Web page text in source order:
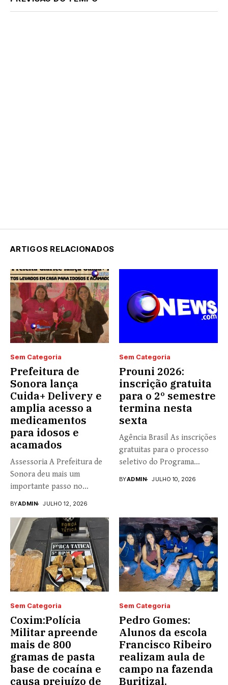
ARTIGOS RELACIONADOS
Sem Categoria
Prefeitura de
Sonora lança
Cuida+ Delivery e
amplia acesso a
medicamentos
para idosos e
acamados
Assessoria A Prefeitura de
Sonora deu mais um
importante passo no
BYADMIN JULHO 12, 2026
Sem Categoria
Prouni 2026:
inscrição gratuita
para o 2º semestre
termina nesta
sexta
Agência Brasil As inscrições
gratuitas para o processo
seletivo do Programa
BYADMIN JULHO 10, 2026
Sem Categoria
Coxim:Polícia
Militar apreende
mais de 800
gramas de pasta
base de cocaína e
causa prejuízo de
Sem Categoria
Pedro Gomes:
Alunos da escola
Francisco Ribeiro
realizam aula de
campo na fazenda
Buritizal.